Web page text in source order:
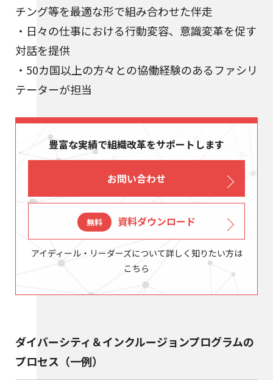
チング等を最適な形で組み合わせた伴走
・日々の仕事における行動変容、意識変革を促す
対話を提供
・50カ国以上の方々との協働経験のあるファシリ
テーターが担当
豊富な実績で組織改革をサポートします
お問い合わせ
無料 資料ダウンロード
アイディール・リーダーズについて詳しく知りたい方は
こちら
ダイバーシティ＆インクルージョンプログラムの
プロセス（一例）